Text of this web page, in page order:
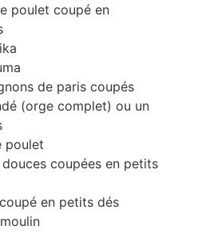
poulet coupé en
de paris coupés
(orge complet) ou un
poulet
coupées en petits
en petits dés